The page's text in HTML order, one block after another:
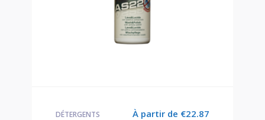
À partir de €22.87
DÉTERGENTS